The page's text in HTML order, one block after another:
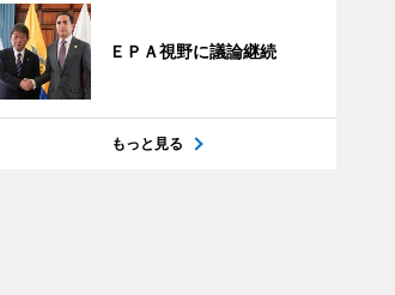
ＥＰＡ視野に議論継続
もっと見る